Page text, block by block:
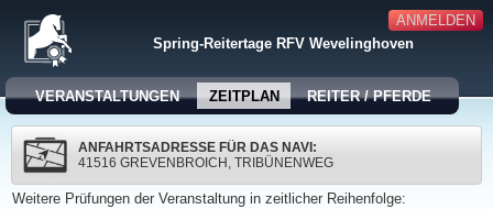
ANMELDEN
Spring-Reitertage RFV Wevelinghoven
VERANSTALTUNGEN ZEITPLAN REITER / PFERDE
ANFAHRTSADRESSE FÜR DAS NAVI:
41516 GREVENBROICH, TRIBÜNENWEG
Weitere Prüfungen der Veranstaltung in zeitlicher Reihenfolge: